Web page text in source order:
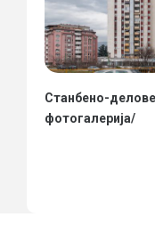
Станбено-
фотогалерија/